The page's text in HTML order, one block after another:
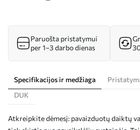
Paruošta pristatymui
per 1–3 darbo dienas
Specifikacijos ir medžiaga
DUK
Atkreipkite dėmesį: pavaizduotų daiktų